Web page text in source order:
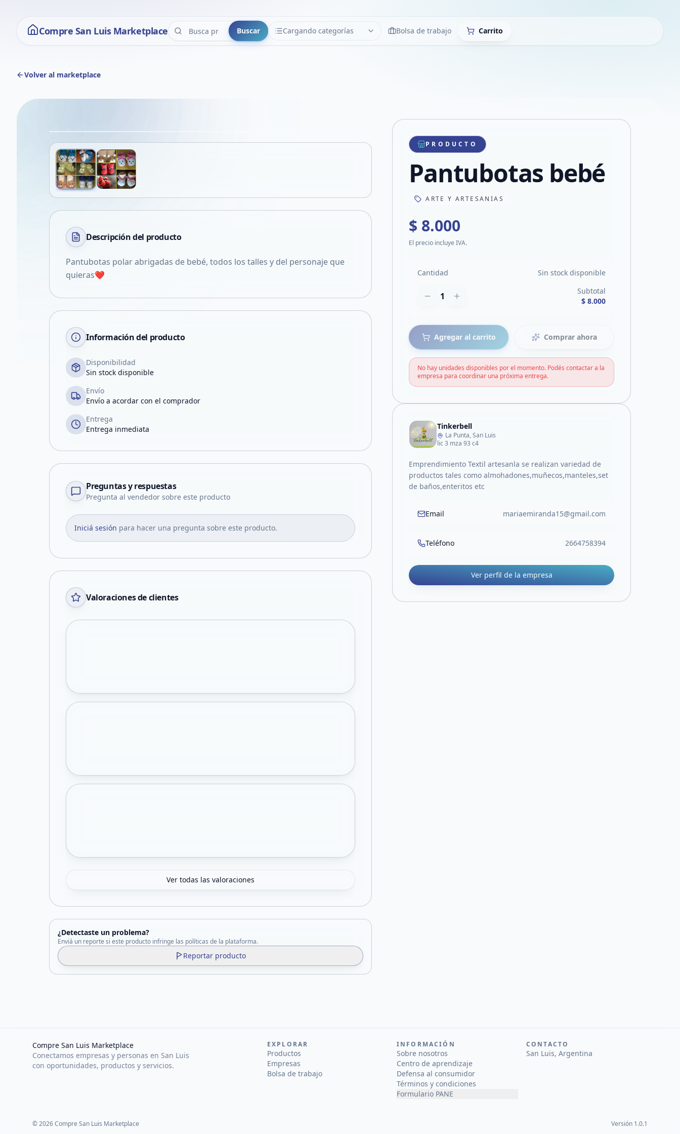
Compre San Luis Marketplace Buscar Cargando categorías
CATEGORÍAS LimpiarBolsa de trabajo Carrito
Volver al marketplace
Compartir producto
Compartir por WhatsApp
Compartir por mail
Compartir en Facebook
Compartir en X
Descripción del producto
Pantubotas polar abrigadas de bebé, todos los talles y del personaje que
quieras❤️
Información del producto
Disponibilidad
Sin stock disponible
Envío
Envío a acordar con el comprador
Entrega
Entrega inmediata
Preguntas y respuestas
Pregunta al vendedor sobre este producto
Iniciá sesión para hacer una pregunta sobre este producto.
Valoraciones de clientes
Ver todas las valoraciones
¿Detectaste un problema?
Enviá un reporte si este producto infringe las políticas de la plataforma.
Reportar producto
PRODUCTO
Pantubotas bebé
ARTE Y ARTESANIAS
$ 8.000
El precio incluye IVA.
Cantidad Sin stock disponible
1
Subtotal
$ 8.000
Agregar al carrito Comprar ahora
No hay unidades disponibles por el momento. Podés contactar a la
empresa para coordinar una próxima entrega.
Tinkerbell
La Punta, San Luis
lic 3 mza 93 c4
Emprendimiento Textil artesanla se realizan variedad de
productos tales como almohadones,muñecos,manteles,set
de baños,enteritos etc
Email mariaemiranda15@gmail.com
Teléfono 2664758394
Ver perfil de la empresa
Compre San Luis Marketplace
Conectamos empresas y personas en San Luis
con oportunidades, productos y servicios.
EXPLORAR
Productos
Empresas
Bolsa de trabajo
INFORMACIÓN
Sobre nosotros
Centro de aprendizaje
Defensa al consumidor
Términos y condiciones
Formulario PANE
CONTACTO
San Luis, Argentina
©2026Compre San Luis Marketplace Versión 1.0.1